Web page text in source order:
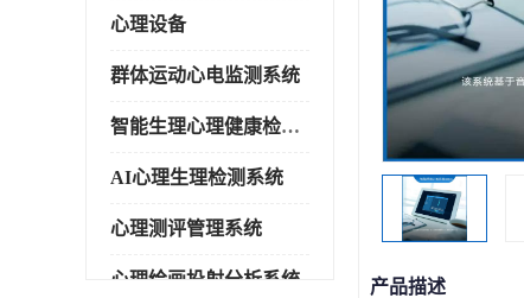
心理设备
群体运动心电监测系统
智能生理心理健康检测系统
AI心理生理检测系统
心理测评管理系统
心理绘画投射分析系统 产品描述